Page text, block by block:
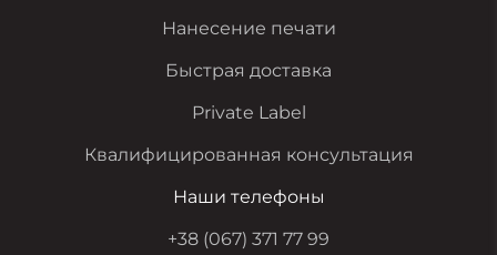
Нанесение печати
Быстрая доставка
Private Label
Квалифицированная консультация
Наши телефоны
+38 (067) 371 77 99